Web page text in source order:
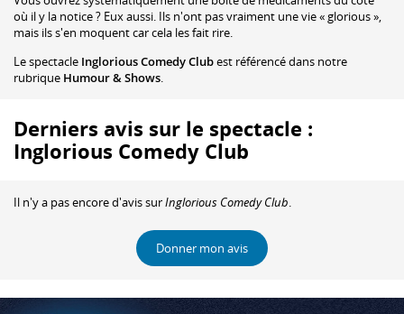
où il y la notice ? Eux aussi. Ils n'ont pas vraiment une vie « glorious »,
mais ils s'en moquent car cela les fait rire.
Le spectacle Inglorious Comedy Clubest référencé dans notre
rubrique Humour & Shows.
Derniers avis sur le spectacle :
Inglorious Comedy Club
Il n'y a pas encore d'avis surInglorious Comedy Club.
Donner mon avis